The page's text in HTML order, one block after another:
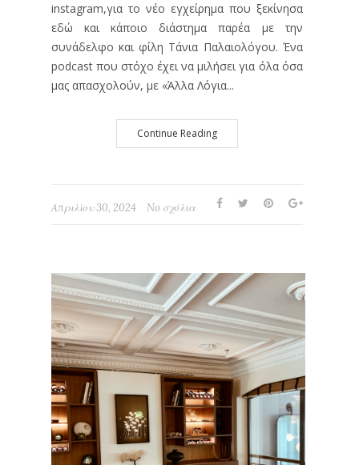
instagram,για το νέο εγχείρημα που ξεκίνησα
εδώ και κάποιο διάστημα παρέα με την
συνάδελφο και φίλη Τάνια Παλαιολόγου. Ένα
podcast που στόχο έχει να μιλήσει για όλα όσα
μας απασχολούν, με «Άλλα Λόγια...
Continue Reading
Απριλίου 30, 2024 No σχόλια